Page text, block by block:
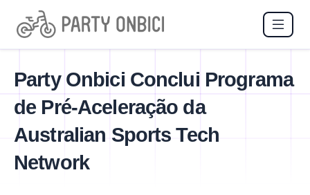
Party Onbici Conclui Programa
de Pré-Aceleração da
Australian Sports Tech
Network